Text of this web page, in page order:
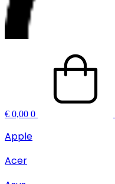
€ 0,00 0
Apple
Acer